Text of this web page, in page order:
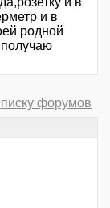
и в
родной
форумов